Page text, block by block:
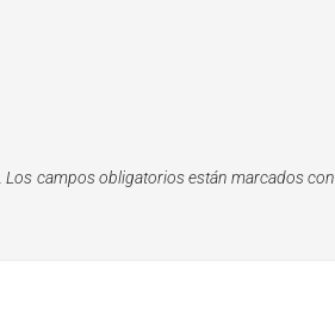
Los campos obligatorios están marcados con